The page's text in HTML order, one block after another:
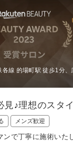
各線 的場町駅 徒歩1分
見♪理想のス
メンズ歓迎
で丁寧に施術い